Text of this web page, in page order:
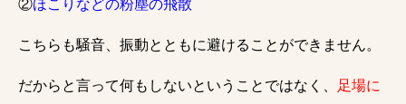
②ほこりなどの粉塵の飛散
こちらも騒音、振動とともに避けることができません。
だからと言って何もしないということではなく、
足場に